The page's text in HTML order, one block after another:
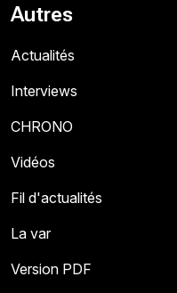
Autres
Actualités
Interviews
CHRONO
Vidéos
Fil d'actualités
La var
Version PDF